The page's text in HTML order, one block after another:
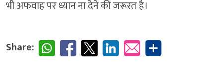
भी अफवाह पर ध्यान ना देने की जरूरत है।
Share: